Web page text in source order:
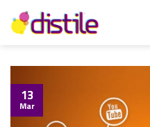
İçeriğe
atla
13
Mar